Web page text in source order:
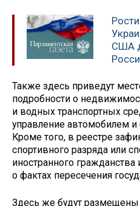
США
Также здесь приведут
подробности о
и водных транспортных
управление автомобилем
Кроме того, в реестре
спортивного разряда или
иностранного
о фактах пересечения
Здесь же будут